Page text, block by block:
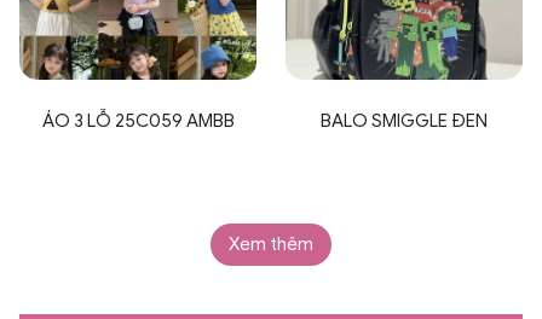
ÁO 3 LỖ 25C059 AMBB BALO SMIGGLE ĐEN
Xem thêm